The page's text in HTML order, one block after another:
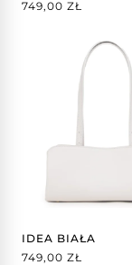
749,00 ZŁ
IDEA BIAŁA
749,00 ZŁ